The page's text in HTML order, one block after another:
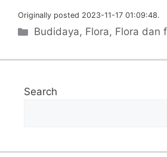
Originally posted 2023-11-17 01:09:48.
Categories
Budidaya, Flora, Flora dan
Search